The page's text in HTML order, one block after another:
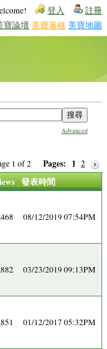
登入 註冊
寶論壇 美寶落格 美寶地圖
Advanced
1 of 2 Pages: 1 2
發表時間
08/12/2019 07:54PM
03/23/2019 09:13PM
01/12/2017 05:32PM